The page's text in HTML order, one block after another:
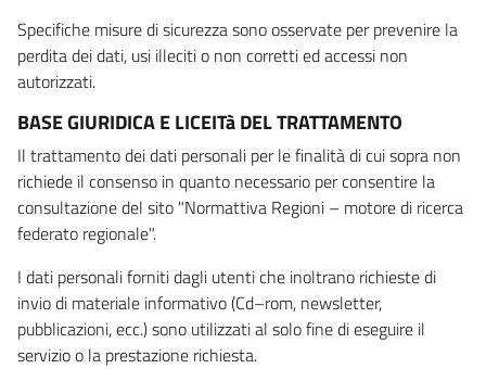
Specifiche misure di sicurezza sono osservate per prevenire la
perdita dei dati, usi illeciti o non corretti ed accessi non
autorizzati.
BASE GIURIDICA E LICEITà DEL TRATTAMENTO
Il trattamento dei dati personali per le finalità di cui sopra non
richiede il consenso in quanto necessario per consentire la
consultazione del sito "Normattiva Regioni – motore di ricerca
federato regionale".
I dati personali forniti dagli utenti che inoltrano richieste di
invio di materiale informativo (Cd–rom, newsletter,
pubblicazioni, ecc.) sono utilizzati al solo fine di eseguire il
servizio o la prestazione richiesta.